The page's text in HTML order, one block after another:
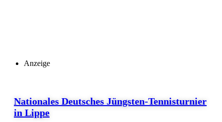
Anzeige
Nationales Deutsches Jüngsten-Tennisturnier
in Lippe